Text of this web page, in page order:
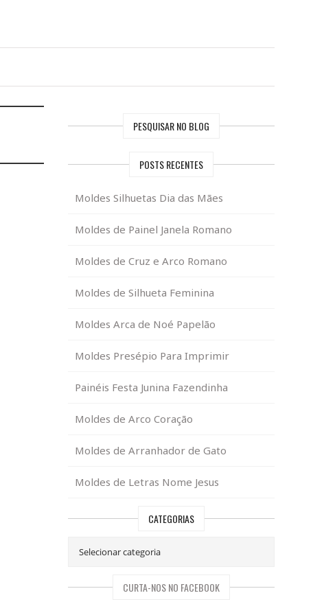
PESQUISAR NO BLOG
POSTS RECENTES
Moldes Silhuetas Dia das Mães
Moldes de Painel Janela Romano
Moldes de Cruz e Arco Romano
Moldes de Silhueta Feminina
Moldes Arca de Noé Papelão
Moldes Presépio Para Imprimir
Painéis Festa Junina Fazendinha
Moldes de Arco Coração
Moldes de Arranhador de Gato
Moldes de Letras Nome Jesus
CATEGORIAS
CURTA-NOS NO FACEBOOK